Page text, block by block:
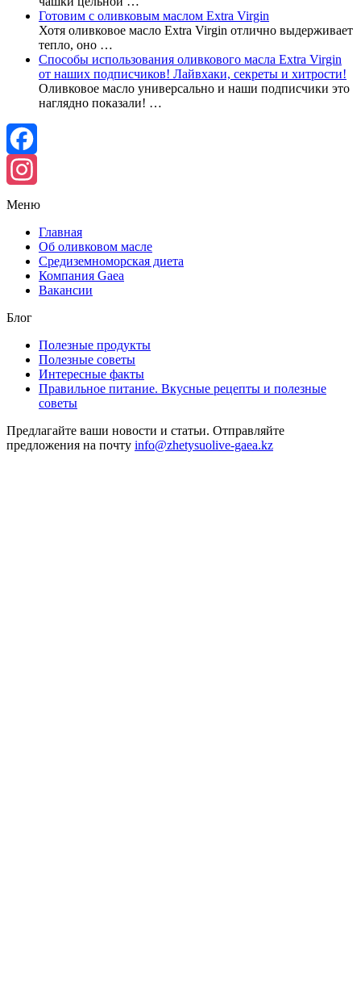
Готовим с оливковым маслом Extra Virgin
Хотя оливковое масло Extra Virgin отлично выдерживает
тепло, оно …
Способы использования оливкового масла Extra Virgin
от наших подписчиков! Лайвхаки, секреты и хитрости!
Оливковое масло универсально и наши подписчики это
наглядно показали! …
Facebook
Instagram
Меню
Главная
Об оливковом масле
Средиземноморская диета
Компания Gaea
Вакансии
Блог
Полезные продукты
Полезные советы
Интересные факты
Правильное питание. Вкусные рецепты и полезные
советы
Предлагайте ваши новости и статьи. Отправляйте
предложения на почту info@zhetysuolive-gaea.kz